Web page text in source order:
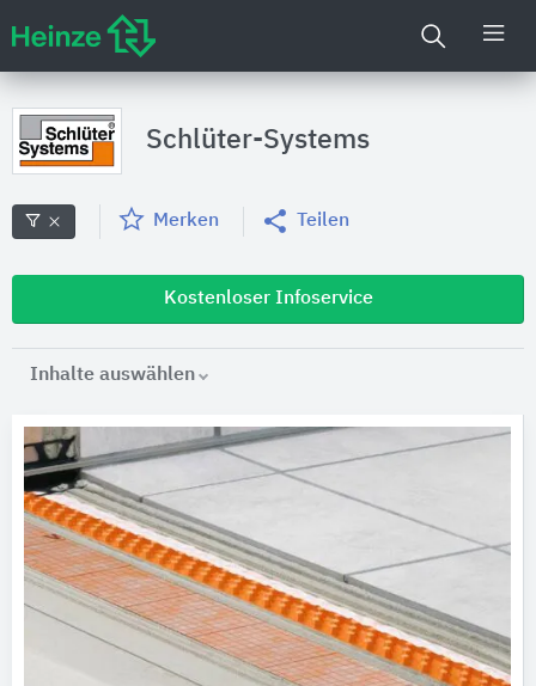
Schlüter-Systems
Merken Teilen
Kostenloser Infoservice
Inhalte auswählen